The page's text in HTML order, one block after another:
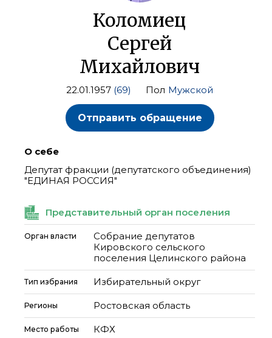
Коломиец
Сергей
Михайлович
22.01.1957 (69) Пол Мужской
Отправить обращение
О себе
Депутат фракции (депутатского объединения)
"ЕДИНАЯ РОССИЯ"
Представительный орган поселения
Орган власти
Собрание депутатов
Кировского сельского
поселения Целинского района
Тип избрания Избирательный округ
Регионы Ростовская область
Место работы КФХ